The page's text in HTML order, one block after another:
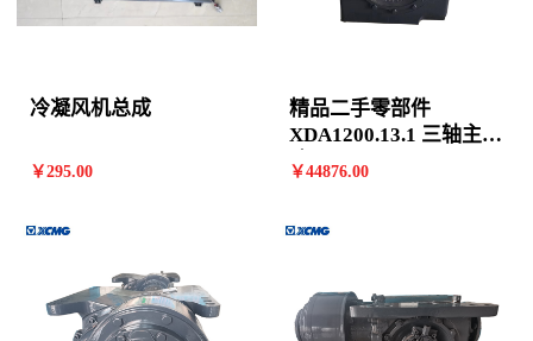
冷凝风机总成
￥295.00
精品二手零部件
XDA1200.13.1 三轴主减
速器*800358842
￥44876.00